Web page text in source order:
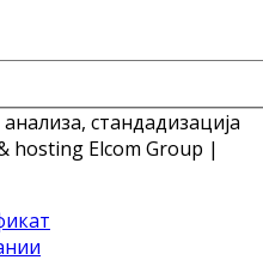
стандадизација
hosting Elcom Group |